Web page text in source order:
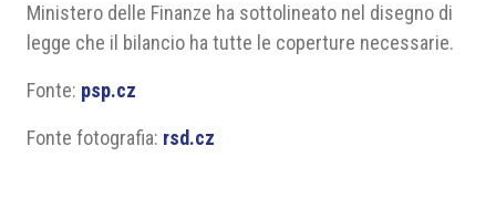
Ministero delle Finanze ha sottolineato nel disegno di
legge che il bilancio ha tutte le coperture necessarie.
Fonte: psp.cz
Fonte fotografia: rsd.cz